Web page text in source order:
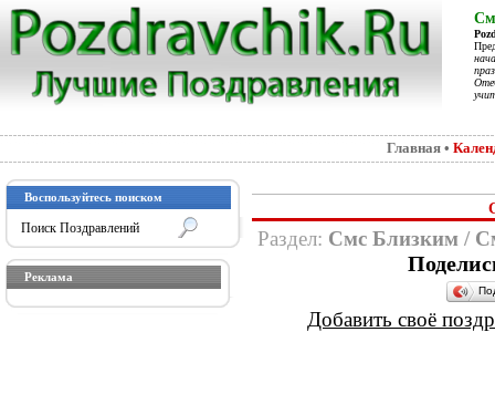
Главная •
Воспользуйтесь поиском
Реклама
Раздел: Смс Близким /
Добавить своё